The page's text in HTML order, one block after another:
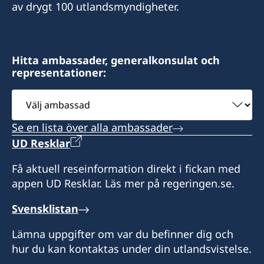
E-mail
Fax
Consulate of Sweden in Almaty
Dostyk 248-B, room 202, 203
Almaty, 050059
Honorärkonsul
Nurlan Izmailov
Assistent
av drygt 100 utlandsmyndigheter.
Hitta ambassader, generalkonsulat och
representationer:
Välj
ambassad
Se en lista över alla ambassader
UD Resklar
Få aktuell reseinformation direkt i fickan med
appen UD Resklar. Läs mer på regeringen.se.
Svensklistan
Lämna uppgifter om var du befinner dig och
hur du kan kontaktas under din utlandsvistelse.